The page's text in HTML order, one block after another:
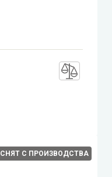
СНЯТ С ПРОИЗВОДСТВА